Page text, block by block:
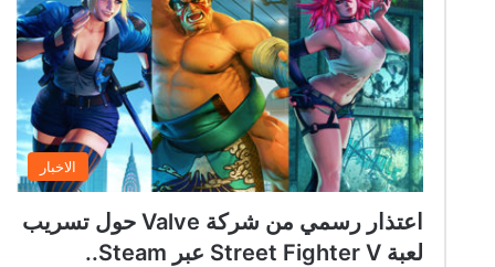
الاخبار
اعتذار رسمي من شركة Valve حول تسريب
لعبة Street Fighter V عبر Steam..